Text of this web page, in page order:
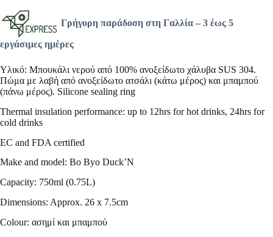
Γρήγορη παράδοση στη Γαλλία – 3 έως 5
εργάσιμες ημέρες
Υλικό: Μπουκάλι νερού από 100% ανοξείδωτο χάλυβα SUS 304.
Πώμα με λαβή από ανοξείδωτο ατσάλι (κάτω μέρος) και μπαμπού
(πάνω μέρος). Silicone sealing ring
Thermal insulation performance: up to 12hrs for hot drinks, 24hrs for
cold drinks
EC and FDA certified
Make and model: Bo Byo Duck’N
Capacity: 750ml (0.75L)
Dimensions: Approx. 26 x 7.5cm
Colour: ασημί και μπαμπού